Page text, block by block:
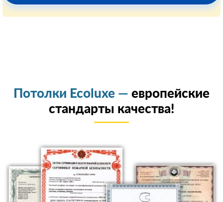
Потолки Ecoluxe — европейские
стандарты качества!